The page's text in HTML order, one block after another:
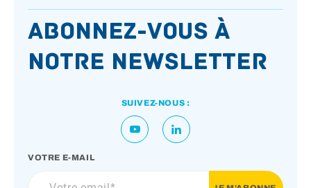
Abonnez-vous à
notre newsletter
SUIVEZ-NOUS :
VOTRE E-MAIL